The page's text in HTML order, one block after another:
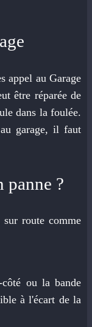
appel au Garage
être réparée de
dans la foulée.
garage, il faut
panne ?
route comme
ou la bande
à l'écart de la